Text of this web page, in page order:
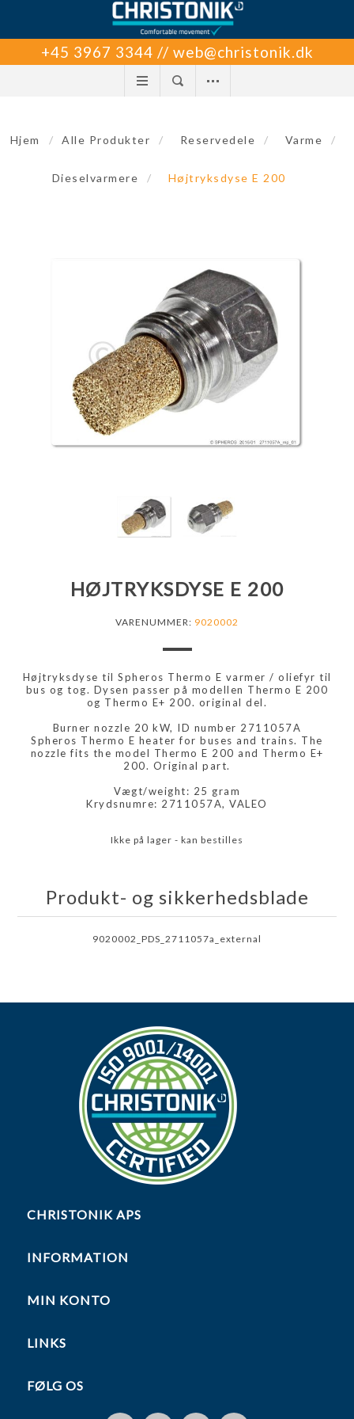
+45 3967 3344 // web@christonik.dk
Hjem / Alle Produkter / Reservedele / Varme /
Dieselvarmere / Højtryksdyse E 200
HØJTRYKSDYSE E 200
VARENUMMER: 9020002
Højtryksdyse til Spheros Thermo E varmer / oliefyr til
bus og tog. Dysen passer på modellen Thermo E 200
og Thermo E+ 200. original del.
Burner nozzle 20 kW, ID number 2711057A
Spheros Thermo E heater for buses and trains. The
nozzle fits the model Thermo E 200 and Thermo E+
200. Original part.
Vægt/weight: 25 gram
Krydsnumre: 2711057A, VALEO
Ikke på lager - kan bestilles
Produkt- og sikkerhedsblade
9020002_PDS_2711057a_external
CHRISTONIK APS
INFORMATION
MIN KONTO
LINKS
FØLG OS